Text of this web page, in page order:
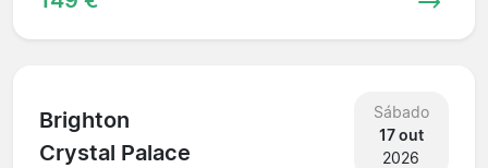
Brighton
Crystal Palace
Sábado
17 out
2026